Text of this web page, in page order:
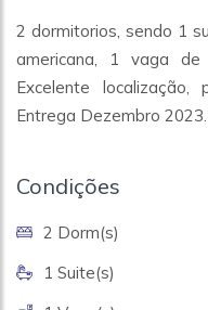
2 dormitorios, sendo 1
americana, 1 vaga de
Excelente
Entrega Dezembro 2023.
Condições
2 Dorm(s)
1 Suite(s)